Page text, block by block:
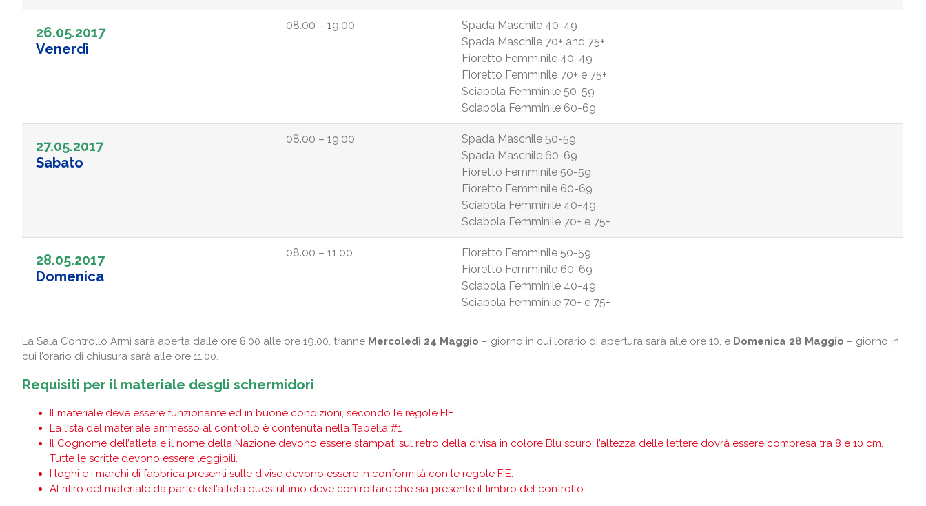
26.05.2017
Venerdì
08.00 – 19.00
Spada Maschile 40-49
Spada Maschile 70+ and 75+
Fioretto Femminile 40-49
Fioretto Femminile 70+ e 75+
Sciabola Femminile 50-59
Sciabola Femminile 60-69
27.05.2017
Sabato
08.00 – 19.00
Spada Maschile 50-59
Spada Maschile 60-69
Fioretto Femminile 50-59
Fioretto Femminile 60-69
Sciabola Femminile 40-49
Sciabola Femminile 70+ e 75+
28.05.2017
Domenica
08.00 – 11.00
Fioretto Femminile 50-59
Fioretto Femminile 60-69
Sciabola Femminile 40-49
Sciabola Femminile 70+ e 75+
La Sala Controllo Armi sarà aperta dalle ore 8.00 alle ore 19.00, tranne Mercoledì 24 Maggio – giorno in cui l’orario di apertura sarà alle ore 10, e Domenica 28 Maggio – giorno in
cui l’orario di chiusura sarà alle ore 11.00.
Requisiti per il materiale desgli schermidori
Il materiale deve essere funzionante ed in buone condizioni, secondo le regole FIE
La lista del materiale ammesso al controllo è contenuta nella Tabella #1
Il Cognome dell’atleta e il nome della Nazione devono essere stampati sul retro della divisa in colore Blu scuro; l’altezza delle lettere dovrà essere compresa tra 8 e 10 cm.
Tutte le scritte devono essere leggibili.
I loghi e i marchi di fabbrica presenti sulle divise devono essere in conformità con le regole FIE.
Al ritiro del materiale da parte dell’atleta quest’ultimo deve controllare che sia presente il timbro del controllo.